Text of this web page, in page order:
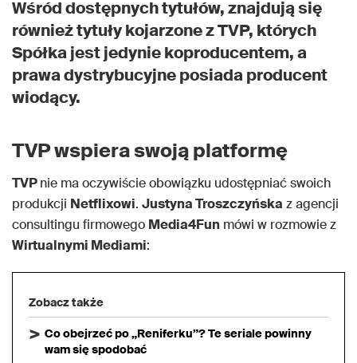
Wśród dostępnych tytułów, znajdują się
również tytuły kojarzone z TVP, których
Spółka jest jedynie koproducentem, a
prawa dystrybucyjne posiada producent
wiodący.
TVP wspiera swoją platformę
TVPnie ma oczywiście obowiązku udostępniać swoich
produkcji Netflixowi. Justyna Troszczyńska z agencji
consultingu firmowego Media4Fun mówi w rozmowie z
Wirtualnymi Mediami:
Zobacz także
Co obejrzeć po „Reniferku”? Te seriale powinny
wam się spodobać